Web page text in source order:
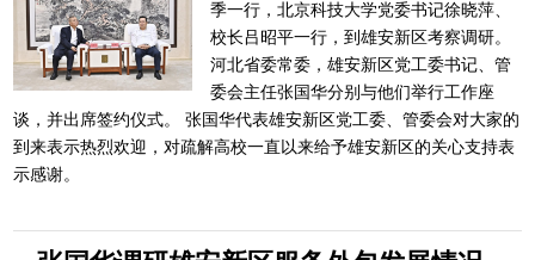
季一行，北京科技大学党委书记徐晓萍、
校长吕昭平一行，到雄安新区考察调研。
河北省委常委，雄安新区党工委书记、管
委会主任张国华分别与他们举行工作座
谈，并出席签约仪式。 张国华代表雄安新区党工委、管委会对大家的
到来表示热烈欢迎，对疏解高校一直以来给予雄安新区的关心支持表
示感谢。